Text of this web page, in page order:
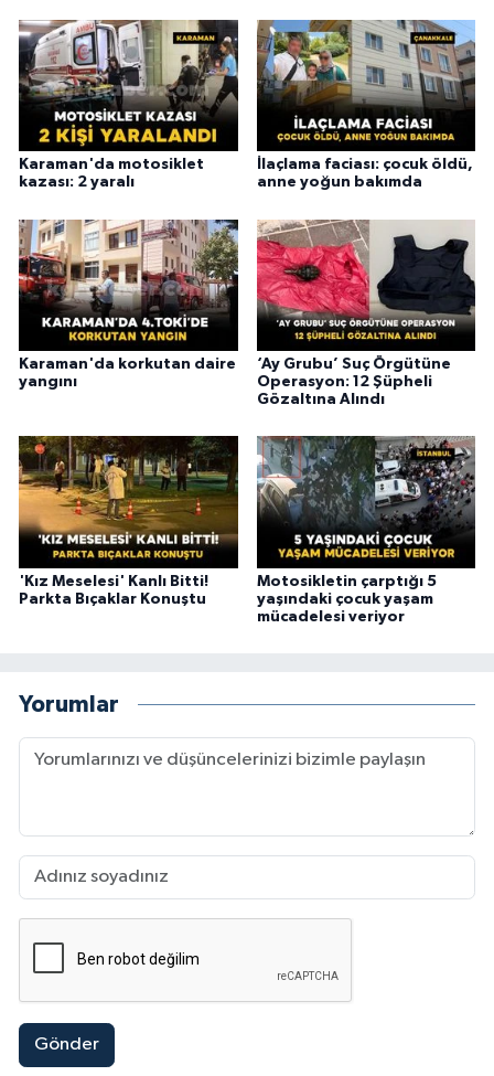
Karaman'da motosiklet
kazası: 2 yaralı
İlaçlama faciası: çocuk öldü,
anne yoğun bakımda
Karaman'da korkutan daire
yangını
‘Ay Grubu’ Suç Örgütüne
Operasyon: 12 Şüpheli
Gözaltına Alındı
'Kız Meselesi' Kanlı Bitti!
Parkta Bıçaklar Konuştu
Motosikletin çarptığı 5
yaşındaki çocuk yaşam
mücadelesi veriyor
Yorumlar
Gönder